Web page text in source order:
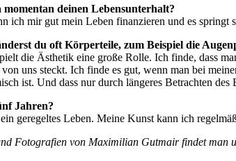
deinen Lebensunterhalt?
ich mir gut mein Leben finanzieren und es springt
du oft Körperteile, zum Beispiel die
die Ästhetik eine große Rolle. Ich finde, dass
uns steckt. Ich finde es gut, wenn man bei
ist. Und dass nur durch längeres Betrachten
Jahren?
geregeltes Leben. Meine Kunst kann ich
Fotografien von Maximilian Gutmair findet man